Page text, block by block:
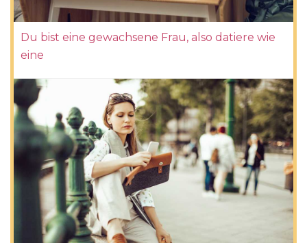
Du bist eine gewachsene Frau, also datiere wie
eine